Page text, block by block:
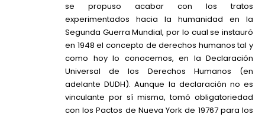
se propuso acabar con los tratos
experimentados hacia la humanidad en la
Segunda Guerra Mundial, por lo cual se instauró
en 1948 el concepto de derechos humanos tal y
como hoy lo conocemos, en la Declaración
Universal de los Derechos Humanos (en
adelante DUDH). Aunque la declaración no es
vinculante por sí misma, tomó obligatoriedad
con los Pactos de Nueva York de 19767 para los